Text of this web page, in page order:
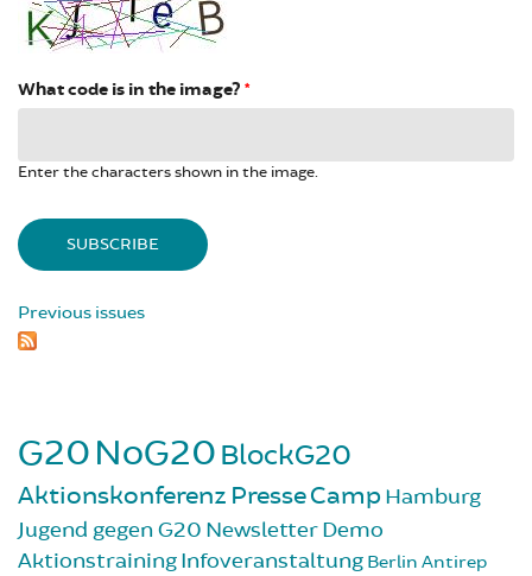
What code is in the image? *
Enter the characters shown in the image.
Previous issues
G20NoG20 BlockG20
Aktionskonferenz PresseCampHamburg
Jugend gegen G20 NewsletterDemo
AktionstrainingInfoveranstaltung Berlin Antirep